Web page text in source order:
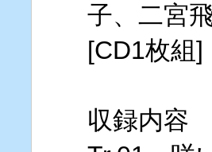
子、二宮
[CD1枚
収録内容